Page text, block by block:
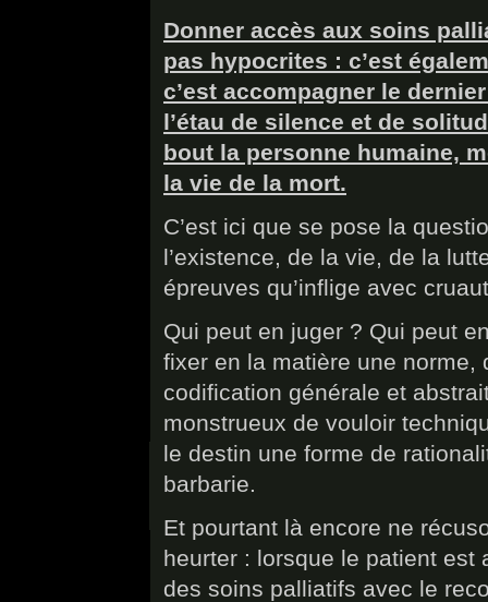
Donner accès aux soins
pas hypocrites : c’est
c’est accompagner le
l’étau de silence et de
bout la personne humaine,
la vie de la mort.
C’est ici que se pose la
l’existence, de la vie, de la
épreuves qu’inflige avec
Qui peut en juger ? Qui peut
fixer en la matière une norme,
codification générale et
monstrueux de vouloir
le destin une forme de
barbarie.
Et pourtant là encore ne
heurter : lorsque le patient est
des soins palliatifs avec le